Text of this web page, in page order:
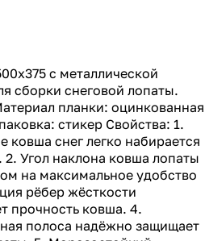
с металлической
сборки снеговой лопаты.
планки: оцинкованная
стикер Свойства: 1.
ковша снег легко набирается
Угол наклона ковша лопаты
на максимальное удобство
рёбер жёсткости
прочность ковша. 4.
полоса надёжно защищает